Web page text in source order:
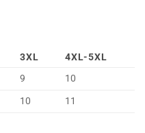
3XL
4XL-5XL
9
10
10 11